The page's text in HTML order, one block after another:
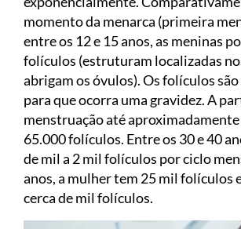
momento da menarca (primeira
entre os 12 e 15 anos, as meninas
folículos (estruturam localizadas
abrigam os óvulos). Os folículos são
para que ocorra uma gravidez. A
menstruação até aproximadamente
65.000 folículos. Entre os 30 e 40
de mil a 2 mil folículos por ciclo
anos, a mulher tem 25 mil folículos
cerca de mil folículos.